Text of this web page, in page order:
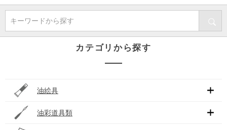
キーワードから探す
カテゴリから探す
油絵具
油彩道具類